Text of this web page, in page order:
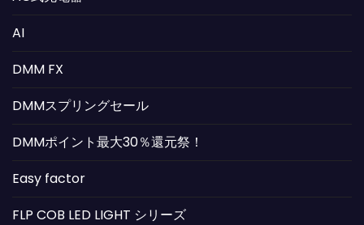
AI
DMM FX
DMMスプリングセール
DMMポイント最大30％還元祭！
Easy factor
FLP COB LED LIGHT シリーズ